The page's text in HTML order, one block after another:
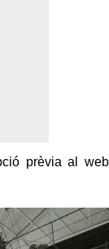
prèvia al web